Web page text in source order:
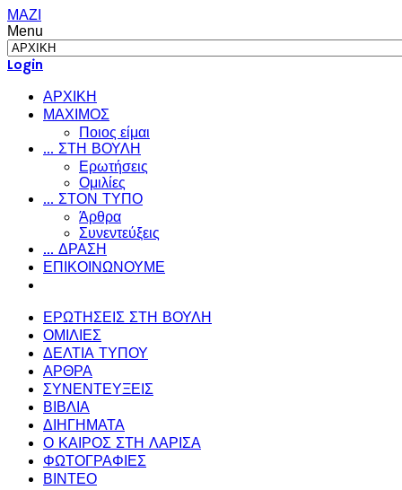
ΜΑΖΙ
Menu
Login
ΑΡΧΙΚΗ
ΜΑΧΙΜΟΣ
Ποιος είμαι
... ΣΤΗ ΒΟΥΛΗ
Ερωτήσεις
Ομιλίες
... ΣΤΟΝ ΤΥΠΟ
Άρθρα
Συνεντεύξεις
... ΔΡΑΣΗ
ΕΠΙΚΟΙΝΩΝΟΥΜΕ
ΕΡΩΤΗΣΕΙΣ ΣΤΗ ΒΟΥΛΗ
ΟΜΙΛΙΕΣ
ΔΕΛΤΙΑ ΤΥΠΟΥ
ΑΡΘΡΑ
ΣΥΝΕΝΤΕΥΞΕΙΣ
ΒΙΒΛΙΑ
ΔΙΗΓΗΜΑΤΑ
Ο ΚΑΙΡΟΣ ΣΤΗ ΛΑΡΙΣΑ
ΦΩΤΟΓΡΑΦΙΕΣ
ΒΙΝΤΕΟ